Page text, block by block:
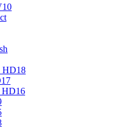
HD18
HD16